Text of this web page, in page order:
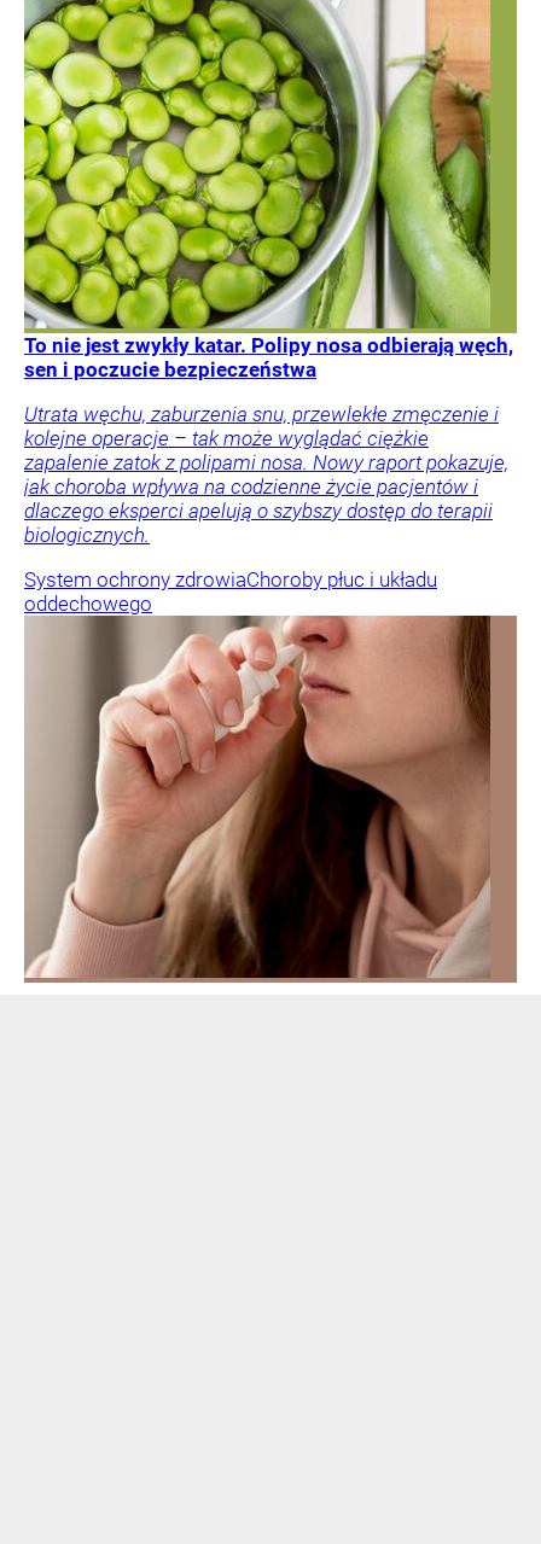
To nie jest zwykły katar. Polipy nosa odbierają węch,
sen i poczucie bezpieczeństwa
Utrata węchu, zaburzenia snu, przewlekłe zmęczenie i
kolejne operacje – tak może wyglądać ciężkie
zapalenie zatok z polipami nosa. Nowy raport pokazuje,
jak choroba wpływa na codzienne życie pacjentów i
dlaczego eksperci apelują o szybszy dostęp do terapii
biologicznych.
System ochrony zdrowiaChoroby płuc i układu
oddechowego